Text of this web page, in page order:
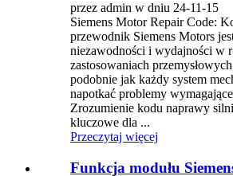
przez admin w dniu 24-11-15
Siemens Motor Repair Code:
przewodnik Siemens Motors
niezawodności i wydajności w
zastosowaniach
podobnie jak każdy system
napotkać problemy
Zrozumienie kodu naprawy
kluczowe dla ...
Przeczytaj więcej
Funkcja modułu